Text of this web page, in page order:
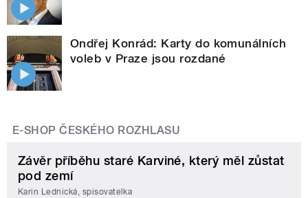
Ondřej Konrád: Karty do komunálních
voleb v Praze jsou rozdané
E-SHOP ČESKÉHO ROZHLASU
Závěr příběhu staré Karviné, který měl zůstat
pod zemí
Karin Lednická, spisovatelka